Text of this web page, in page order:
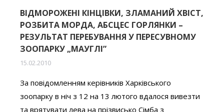
ВІДМОРОЖЕНІ КІНЦІВКИ, ЗЛАМАНИЙ ХВІСТ,
РОЗБИТА МОРДА, АБСЦЕС ГОРЛЯНКИ –
РЕЗУЛЬТАТ ПЕРЕБУВАННЯ У ПЕРЕСУВНОМУ
ЗООПАРКУ „МАУГЛІ”
15.02.2010
За повідомленням керівників Харківського
зоопарку в ніч з 12 на 13 лютого вдалося вивезти
та врятувати лева на прізвисько Сімба з